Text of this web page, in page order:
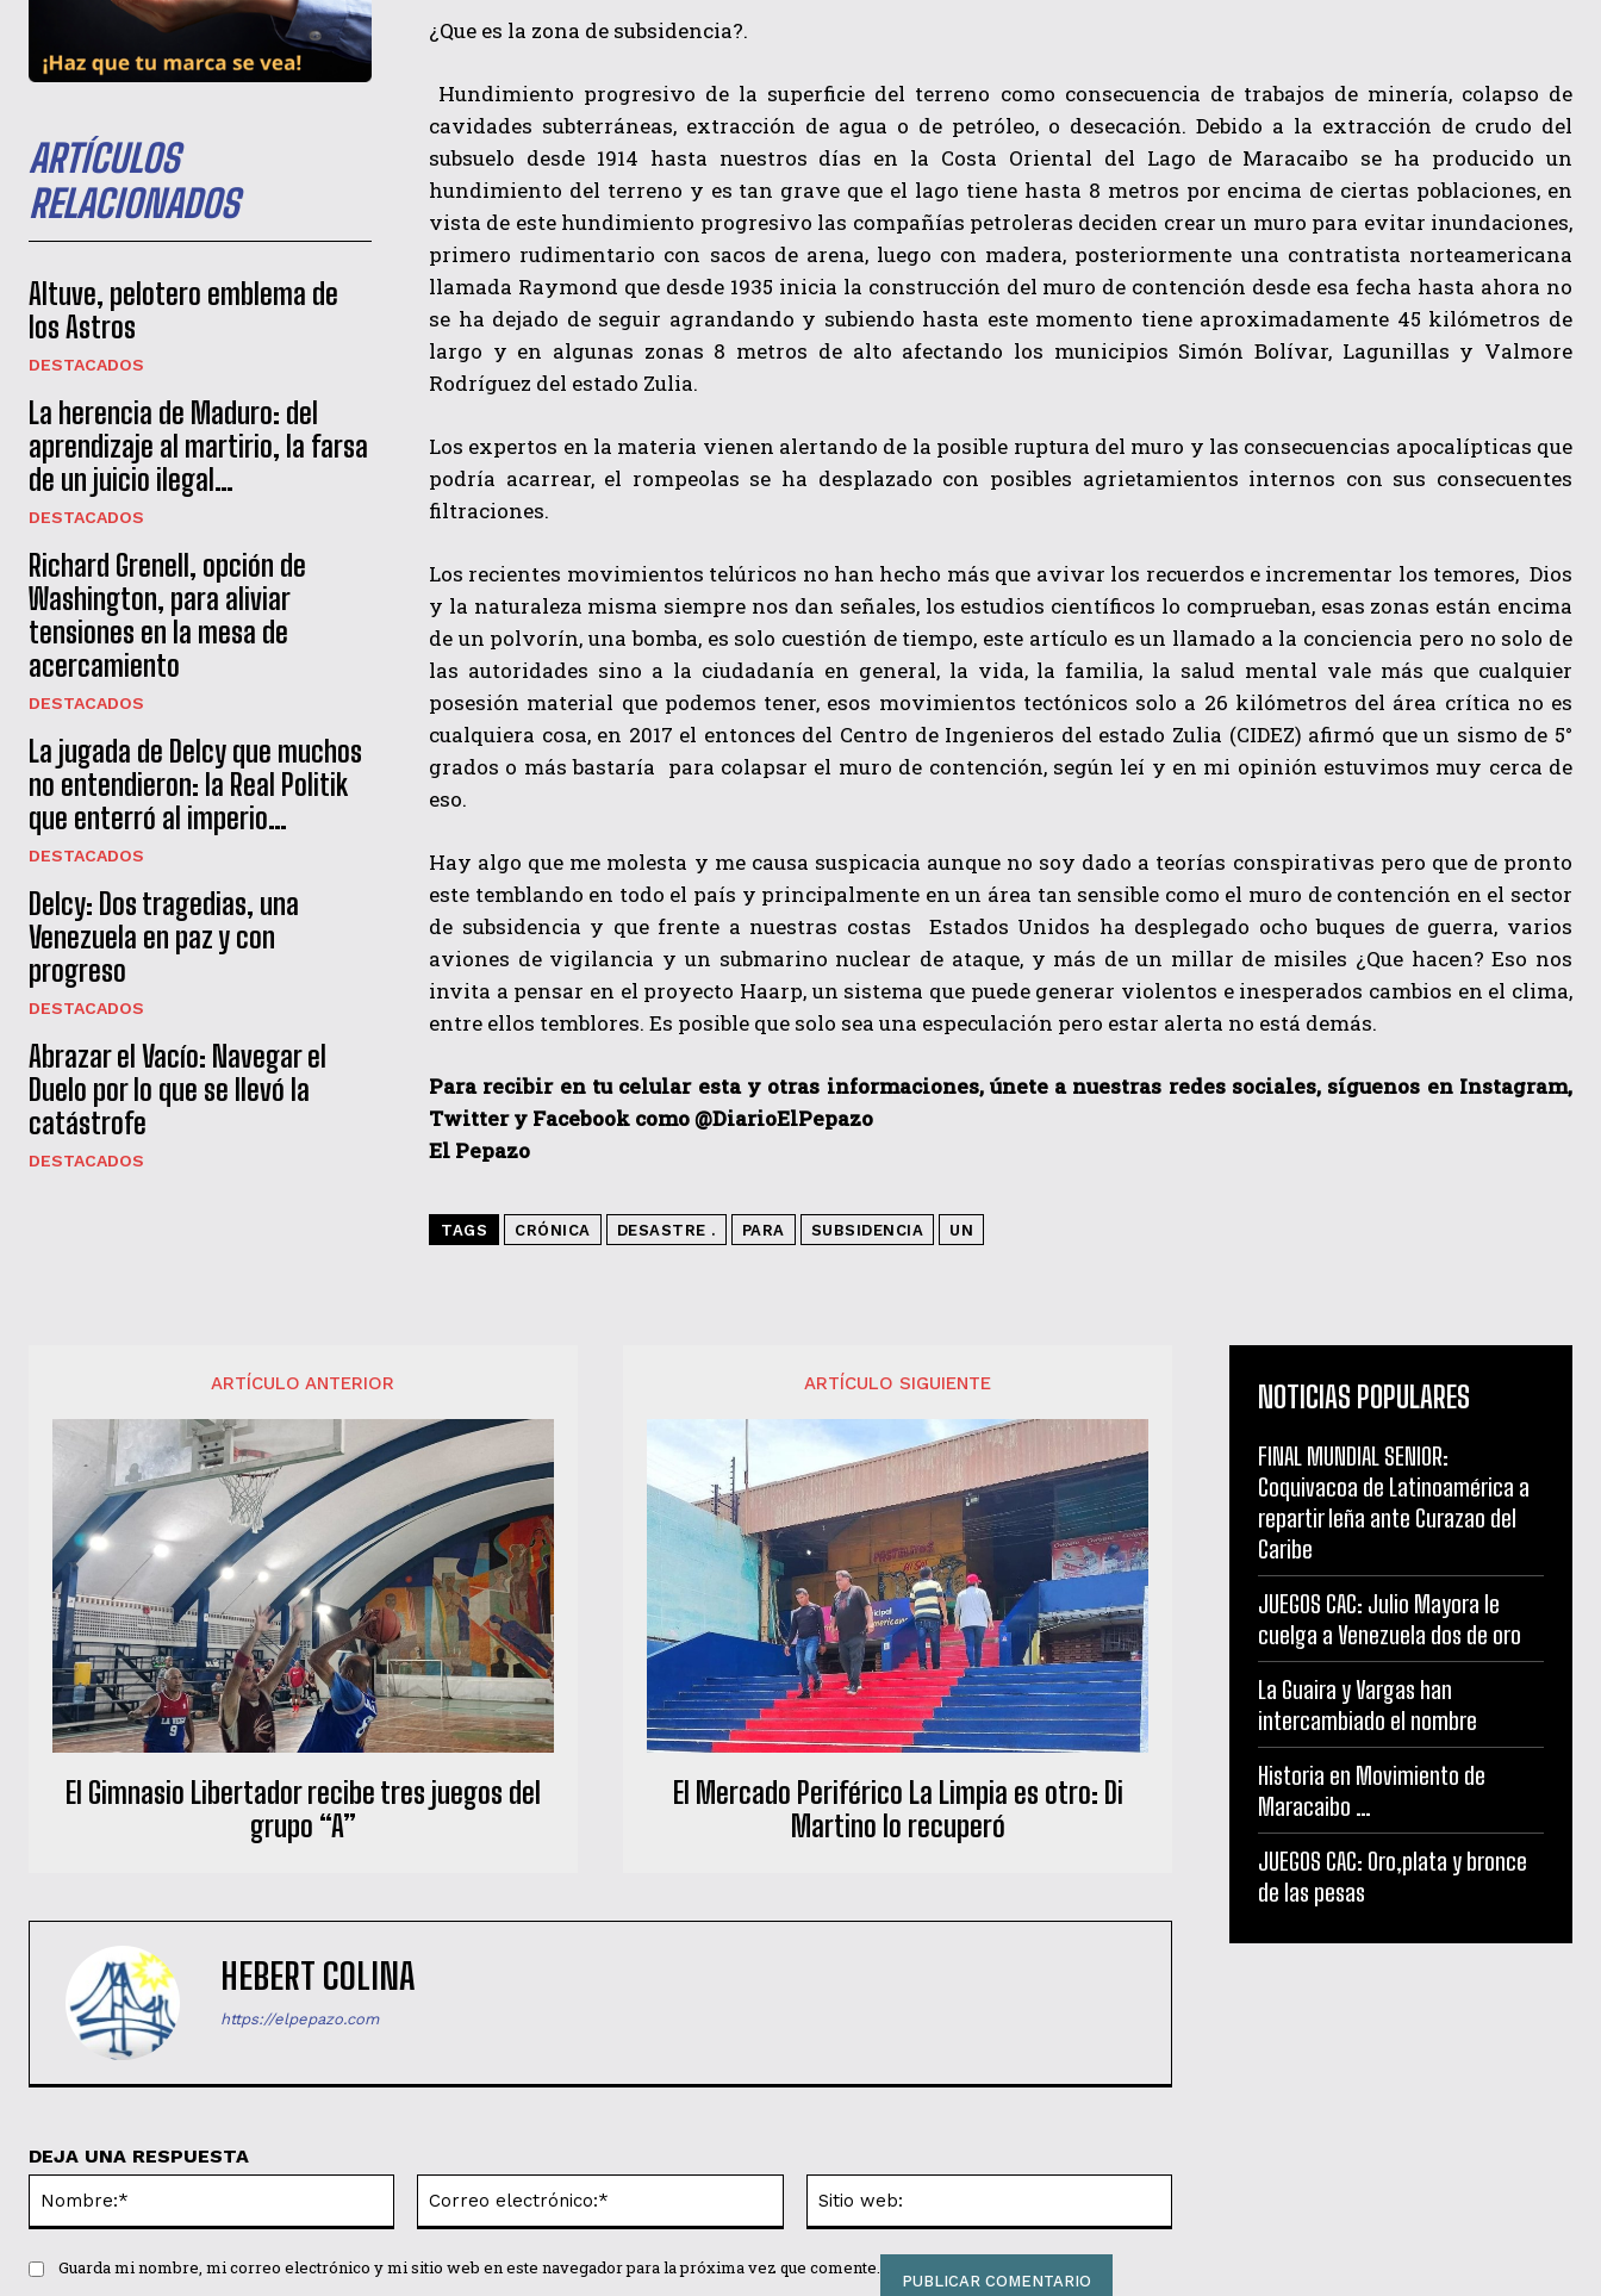
ARTÍCULOS
RELACIONADOS
Altuve, pelotero emblema de
los Astros
DESTACADOS
La herencia de Maduro: del
aprendizaje al martirio, la farsa
de un juicio ilegal…
DESTACADOS
Richard Grenell, opción de
Washington, para aliviar
tensiones en la mesa de
acercamiento
DESTACADOS
La jugada de Delcy que muchos
no entendieron: la Real Politik
que enterró al imperio…
DESTACADOS
Delcy: Dos tragedias, una
Venezuela en paz y con
progreso
DESTACADOS
Abrazar el Vacío: Navegar el
Duelo por lo que se llevó la
catástrofe
DESTACADOS
¿Que es la zona de subsidencia?.
Hundimiento progresivo de la superficie del terreno como consecuencia de trabajos de minería, colapso de
cavidades subterráneas, extracción de agua o de petróleo, o desecación. Debido a la extracción de crudo del
subsuelo desde 1914 hasta nuestros días en la Costa Oriental del Lago de Maracaibo se ha producido un
hundimiento del terreno y es tan grave que el lago tiene hasta 8 metros por encima de ciertas poblaciones, en
vista de este hundimiento progresivo las compañías petroleras deciden crear un muro para evitar inundaciones,
primero rudimentario con sacos de arena, luego con madera, posteriormente una contratista norteamericana
llamada Raymond que desde 1935 inicia la construcción del muro de contención desde esa fecha hasta ahora no
se ha dejado de seguir agrandando y subiendo hasta este momento tiene aproximadamente 45 kilómetros de
largo y en algunas zonas 8 metros de alto afectando los municipios Simón Bolívar, Lagunillas y Valmore
Rodríguez del estado Zulia.
Los expertos en la materia vienen alertando de la posible ruptura del muro y las consecuencias apocalípticas que
podría acarrear, el rompeolas se ha desplazado con posibles agrietamientos internos con sus consecuentes
filtraciones.
Los recientes movimientos telúricos no han hecho más que avivar los recuerdos e incrementar los temores, Dios
y la naturaleza misma siempre nos dan señales, los estudios científicos lo comprueban, esas zonas están encima
de un polvorín, una bomba, es solo cuestión de tiempo, este artículo es un llamado a la conciencia pero no solo de
las autoridades sino a la ciudadanía en general, la vida, la familia, la salud mental vale más que cualquier
posesión material que podemos tener, esos movimientos tectónicos solo a 26 kilómetros del área crítica no es
cualquiera cosa, en 2017 el entonces del Centro de Ingenieros del estado Zulia (CIDEZ) afirmó que un sismo de 5°
grados o más bastaría para colapsar el muro de contención, según leí y en mi opinión estuvimos muy cerca de
eso.
Hay algo que me molesta y me causa suspicacia aunque no soy dado a teorías conspirativas pero que de pronto
este temblando en todo el país y principalmente en un área tan sensible como el muro de contención en el sector
de subsidencia y que frente a nuestras costas Estados Unidos ha desplegado ocho buques de guerra, varios
aviones de vigilancia y un submarino nuclear de ataque, y más de un millar de misiles ¿Que hacen? Eso nos
invita a pensar en el proyecto Haarp, un sistema que puede generar violentos e inesperados cambios en el clima,
entre ellos temblores. Es posible que solo sea una especulación pero estar alerta no está demás.
Para recibir en tu celular esta y otras informaciones, únete a nuestras redes sociales, síguenos en Instagram,
Twitter y Facebook como @DiarioElPepazo
El Pepazo
TAGS CRÓNICA DESASTRE . PARA SUBSIDENCIA UN
ARTÍCULO ANTERIOR
El Gimnasio Libertador recibe tres juegos del
grupo “A”
ARTÍCULO SIGUIENTE
El Mercado Periférico La Limpia es otro: Di
Martino lo recuperó
HEBERT COLINA
https://elpepazo.com
DEJA UNA RESPUESTA
electrónico:*
Guarda mi nombre, mi correo electrónico y mi sitio web en este navegador para la próxima vez que comente.
NOTICIAS POPULARES
FINAL MUNDIAL SENIOR:
Coquivacoa de Latinoamérica a
repartir leña ante Curazao del
Caribe
JUEGOS CAC: Julio Mayora le
cuelga a Venezuela dos de oro
La Guaira y Vargas han
intercambiado el nombre
Historia en Movimiento de
Maracaibo …
JUEGOS CAC: Oro,plata y bronce
de las pesas